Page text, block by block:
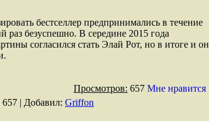
бестселлер предпринимались в течение
раз безуспешно. В середине 2015 года
согласился стать Элай Рот, но в итоге и он
Просмотров: 657 Мне нравится
657 | Добавил: Griffon